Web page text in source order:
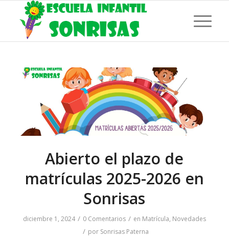
Abierto el plazo de
matrículas 2025-2026 en
Sonrisas
diciembre 1, 2024 / 0 Comentarios / en Matrícula, Novedades
/ por Sonrisas Paterna